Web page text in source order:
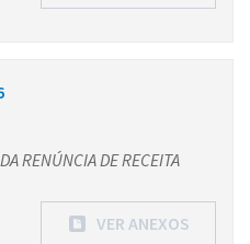
RENÚNCIA DE RECEITA
VER ANEXOS